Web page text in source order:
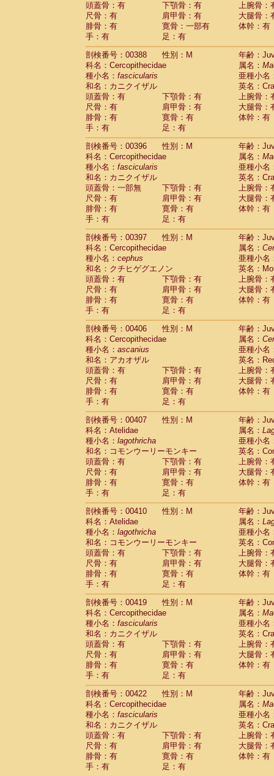
頭蓋骨：有
下顎骨：有
上腕骨：
尺骨：有
肩甲骨：有
大腿骨：
腓骨：有
寛骨：一部有
体幹：有
手：有
足：有
剖検番号：00388
性別：M
年齢：
科名：Cercopithecidae
属名：
種小名： fascicularis
亜種小名
和名：カニクイザル
英名：
頭蓋骨：有
下顎骨：有
上腕骨：
尺骨：有
肩甲骨：有
大腿骨：
腓骨：有
寛骨：有
体幹：有
手：有
足：有
剖検番号：00396
性別：M
年齢：
科名：Cercopithecidae
属名：
種小名： fascicularis
亜種小名
和名：カニクイザル
英名：
頭蓋骨：一部無
下顎骨：有
上腕骨：
尺骨：有
肩甲骨：有
大腿骨：
腓骨：有
寛骨：有
体幹：有
手：有
足：有
剖検番号：00397
性別：M
年齢：
科名：Cercopithecidae
属名：
種小名： cephus
亜種小名
和名：クチヒゲグエノン
英名：
頭蓋骨：有
下顎骨：有
上腕骨：
尺骨：有
肩甲骨：有
大腿骨：
腓骨：有
寛骨：有
体幹：有
手：有
足：有
剖検番号：00406
性別：M
年齢：
科名：Cercopithecidae
属名：
種小名： ascanius
亜種小名
和名：アカオザル
英名：
頭蓋骨：有
下顎骨：有
上腕骨：
尺骨：有
肩甲骨：有
大腿骨：
腓骨：有
寛骨：有
体幹：有
手：有
足：有
剖検番号：00407
性別：M
年齢：
科名：Atelidae
属名：
種小名： lagothricha
亜種小名
和名：コモンウーリーモンキー
英名：
頭蓋骨：有
下顎骨：有
上腕骨：
尺骨：有
肩甲骨：有
大腿骨：
腓骨：有
寛骨：有
体幹：有
手：有
足：有
剖検番号：00410
性別：M
年齢：
科名：Atelidae
属名：
種小名： lagothricha
亜種小名
和名：コモンウーリーモンキー
英名：
頭蓋骨：有
下顎骨：有
上腕骨：
尺骨：有
肩甲骨：有
大腿骨：
腓骨：有
寛骨：有
体幹：有
手：有
足：有
剖検番号：00419
性別：M
年齢：
科名：Cercopithecidae
属名：
種小名： fascicularis
亜種小名
和名：カニクイザル
英名：
頭蓋骨：有
下顎骨：有
上腕骨：
尺骨：有
肩甲骨：有
大腿骨：
腓骨：有
寛骨：有
体幹：有
手：有
足：有
剖検番号：00422
性別：M
年齢：
科名：Cercopithecidae
属名：
種小名： fascicularis
亜種小名
和名：カニクイザル
英名：
頭蓋骨：有
下顎骨：有
上腕骨：
尺骨：有
肩甲骨：有
大腿骨：
腓骨：有
寛骨：有
体幹：有
手：有
足：有